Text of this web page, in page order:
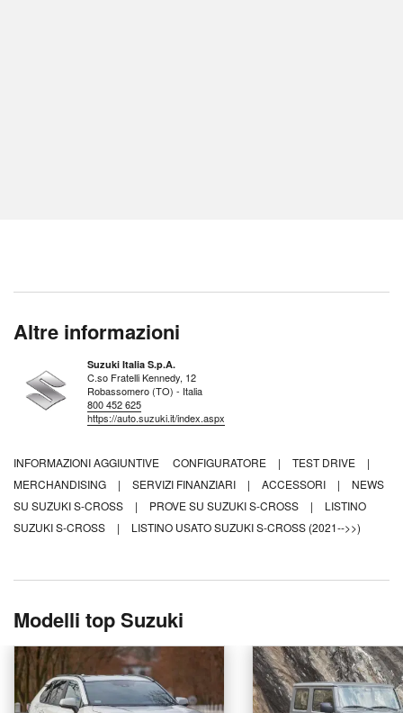
Altre informazioni
Suzuki Italia S.p.A.
C.so Fratelli Kennedy, 12
Robassomero (TO) - Italia
800 452 625
https://auto.suzuki.it/index.aspx
INFORMAZIONI AGGIUNTIVE CONFIGURATORE | TEST DRIVE
|
MERCHANDISING
| SERVIZI FINANZIARI | ACCESSORI |
NEWS
SU SUZUKI S-CROSS
| PROVE SU SUZUKI S-CROSS |
LISTINO
SUZUKI S-CROSS
| LISTINO USATO SUZUKI S-CROSS (2021-->>)
Modelli top Suzuki